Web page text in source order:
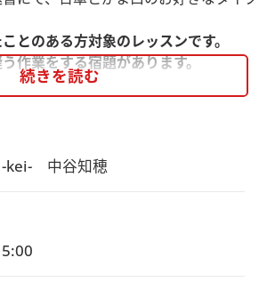
とのある方対象のレッスンです。
作業をする宿題があります。
続きを読む
kei-　中谷知穂